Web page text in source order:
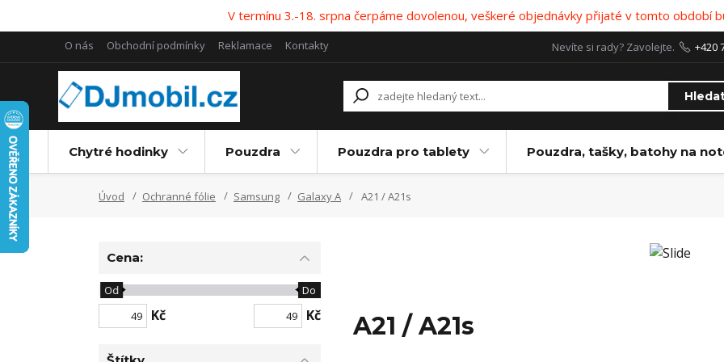
V termínu 3.-18. srpna čerpáme dovolenou, veškeré objednávky přijaté v tomto období
O nás Obchodní podmínky Reklamace Kontakty Nevíte si rady? Zavolejte. +420
Chytré hodinky Pouzdra Pouzdra pro tablety Pouzdra, tašky, batohy na
Úvod Ochranné fólie Samsung Galaxy A A21 / A21s
A21 / A21s
Cena:
Kč
Od Do
Kč